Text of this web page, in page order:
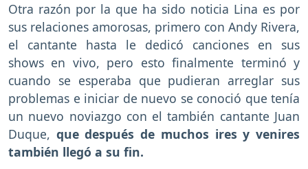
Otra razón por la que ha sido noticia Lina es por
sus relaciones amorosas, primero con Andy Rivera,
el cantante hasta le dedicó canciones en sus
shows en vivo, pero esto finalmente terminó y
cuando se esperaba que pudieran arreglar sus
problemas e iniciar de nuevo se conoció que tenía
un nuevo noviazgo con el también cantante Juan
Duque, que después de muchos ires y venires
también llegó a su fin.